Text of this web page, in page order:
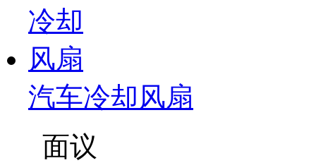
汽车冷却风扇
面议